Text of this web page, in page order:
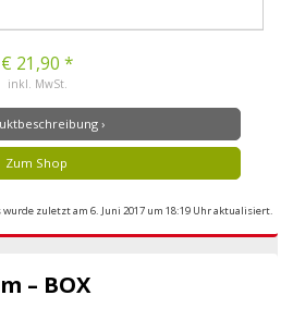
€ 21,90 *
inkl. MwSt.
›
Zum Shop
wurde zuletzt am 6. Juni 2017 um 18:19 Uhr aktualisiert.
– BOX